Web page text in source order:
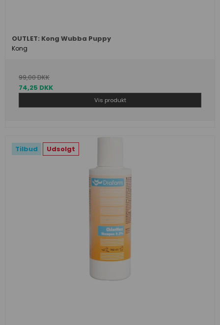
OUTLET: Kong Wubba Puppy
Kong
99,00 DKK
74,25 DKK
Vis produkt
Tilbud Udsolgt